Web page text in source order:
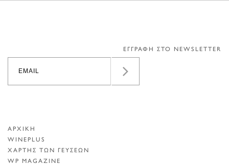
ΕΓΓΡΑΦΗ ΣΤΟ NEWSLETTER
ΑΡΧΙΚΗ
WINEPLUS
ΧΑΡΤΗΣ ΤΩΝ ΓΕΥΣΕΩΝ
WP MAGAZINE